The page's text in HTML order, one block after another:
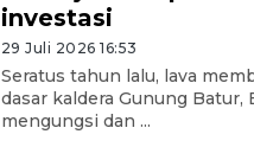
investasi
29 Juli 2026 16:53
Seratus tahun lalu, lava
dasar kaldera Gunung Batur,
mengungsi dan ...